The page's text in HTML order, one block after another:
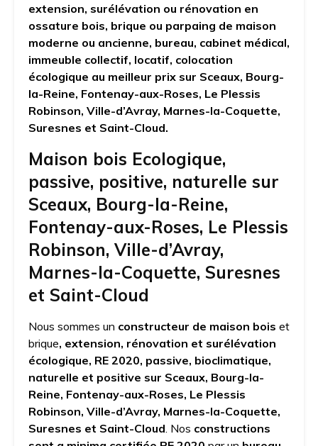
extension, surélévation ou rénovation en
ossature bois, brique ou parpaing de maison
moderne ou ancienne, bureau, cabinet médical,
immeuble collectif, locatif, colocation
écologique au meilleur prix sur Sceaux, Bourg-
la-Reine, Fontenay-aux-Roses, Le Plessis
Robinson, Ville-d’Avray, Marnes-la-Coquette,
Suresnes et Saint-Cloud.
Maison bois Ecologique,
passive, positive, naturelle sur
Sceaux, Bourg-la-Reine,
Fontenay-aux-Roses, Le Plessis
Robinson, Ville-d’Avray,
Marnes-la-Coquette, Suresnes
et Saint-Cloud
Nous sommes un constructeur de maison bois et
brique, extension, rénovation et surélévation
écologique, RE 2020, passive, bioclimatique,
naturelle et positive sur Sceaux, Bourg-la-
Reine, Fontenay-aux-Roses, Le Plessis
Robinson, Ville-d’Avray, Marnes-la-Coquette,
Suresnes et Saint-Cloud. Nos constructions